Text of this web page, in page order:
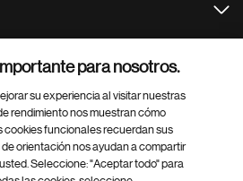
para nosotros.
su experiencia al visitar nuestras
rendimiento nos muestran cómo
cookies funcionales recuerdan sus
orientación nos ayudan a compartir
Seleccione: "Aceptar todo" para